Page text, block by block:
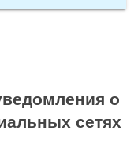
о
сетях